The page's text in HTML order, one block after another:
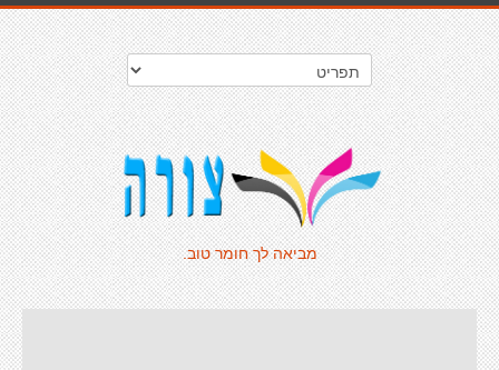
מביאה לך חומר טוב.